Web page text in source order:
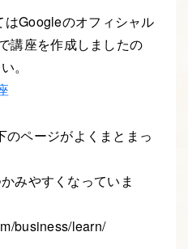
Googleのオフィシャル
講座を作成しましたの
。
のページがよくまとまっ
みやすくなっていま
business/learn/